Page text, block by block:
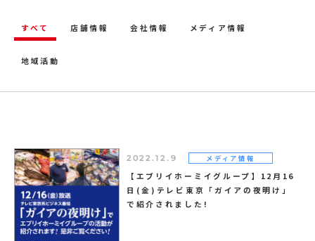
すべて 店舗情報 会社情報 メディア情報
地域活動
2022.12.9 メディア情報
【エブリイホーミイグループ】12月16
日(金)テレビ東京「ガイアの夜明け」
で紹介されました!